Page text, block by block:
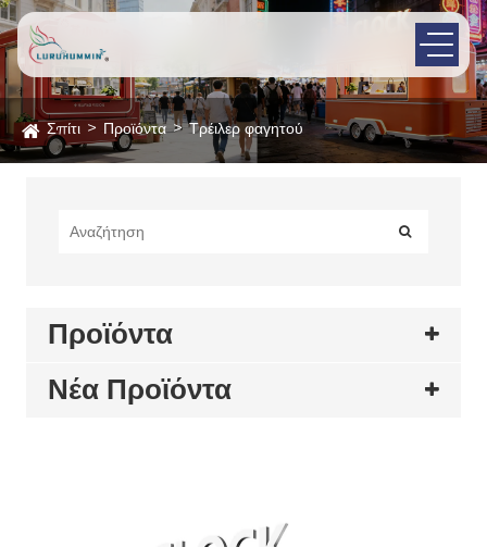
Σπίτι Προϊόντα Τρέιλερ φαγητού
Προϊόντα
Νέα Προϊόντα